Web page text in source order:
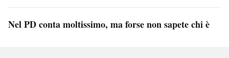
Nel PD conta moltissimo, ma forse non sapete chi è